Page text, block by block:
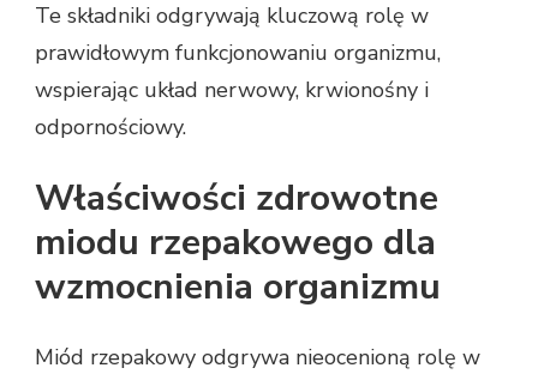
Te składniki odgrywają kluczową rolę w
prawidłowym funkcjonowaniu organizmu,
wspierając układ nerwowy, krwionośny i
odpornościowy.
Właściwości zdrowotne
miodu rzepakowego dla
wzmocnienia organizmu
Miód rzepakowy odgrywa nieocenioną rolę w